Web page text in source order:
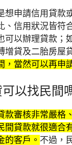
想申請信用貸款
、信用狀況皆符
可以辦理貸款；
增貸及二胎房屋
，當然可以再申
以找民間
款審核非常嚴格
間貸款就很適合
的客戶。 不過，